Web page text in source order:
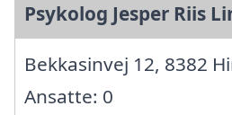
Psykolog Jesper Riis
Bekkasinvej 12, 8382
Ansatte: 0